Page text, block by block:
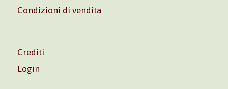
Condizioni di vendita
Crediti
Login